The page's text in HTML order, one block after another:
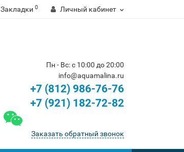
Закладки 0 Личный кабинет
Пн - Вс: с 10:00 до 20:00
info@aquamalina.ru
+7 (812) 986-76-76
+7 (921) 182-72-82
Заказать обратный звонок